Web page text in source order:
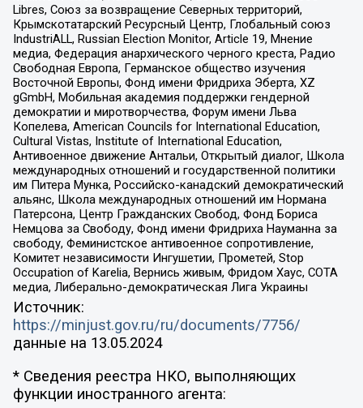
Libres, Союз за возвращение Северных территорий,
Крымскотатарский Ресурсный Центр, Глобальный союз
IndustriALL, Russian Election Monitor, Article 19, Мнение
медиа, Федерация анархического черного креста, Радио
Свободная Европа, Германское общество изучения
Восточной Европы, Фонд имени Фридриха Эберта, XZ
gGmbH, Мобильная академия поддержки гендерной
демократии и миротворчества, Форум имени Льва
Копелева, American Councils for International Education,
Cultural Vistas, Institute of International Education,
Антивоенное движение Антальи, Открытый диалог, Школа
международных отношений и государственной политики
им Питера Мунка, Российско-канадский демократический
альянс, Школа международных отношений им Нормана
Патерсона, Центр Гражданских Свобод, Фонд Бориса
Немцова за Свободу, Фонд имени Фридриха Науманна за
свободу, Феминистское антивоенное сопротивление,
Комитет независимости Ингушетии, Прометей, Stop
Occupation of Karelia, Вернись живым, Фридом Хаус, СОТА
медиа, Либерально-демократическая Лига Украины
Источник:
https://minjust.gov.ru/ru/documents/7756/
данные на 13.05.2024
* Сведения реестра НКО, выполняющих
функции иностранного агента: